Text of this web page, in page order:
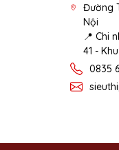
Đường
Nội
📍 Chi
41 -
0835